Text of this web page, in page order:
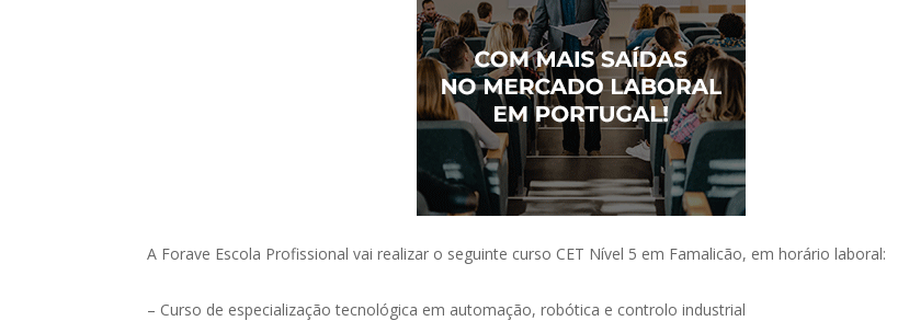
A Forave Escola Profissional vai realizar o seguinte curso CET Nível 5 em Famalicão, em horário laboral:
– Curso de especialização tecnológica em automação, robótica e controlo industrial